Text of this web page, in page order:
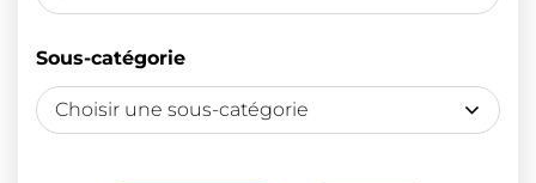
Sous-catégorie